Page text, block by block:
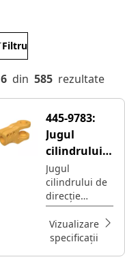
Filtru
din 585 rezultate
445-9783:
Jugul
cilindrului
de direcție
Jugul
cilindrului de
direcție
dreapta Cat®
ghidează
articulația de
Vizualizare
specificații